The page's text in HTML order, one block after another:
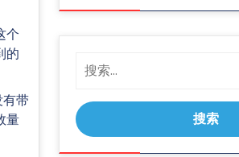
个
的
带
量
搜
索：